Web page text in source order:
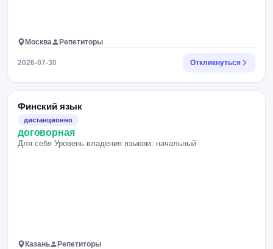
Москва Репетиторы
2026-07-30 Откликнуться
Финский язык
дистанционно
договорная
Для себя Уровень владения языком: начальный
Казань Репетиторы